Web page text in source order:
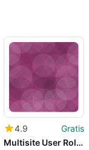
4.9
Gratis
Multisite User Role Manager